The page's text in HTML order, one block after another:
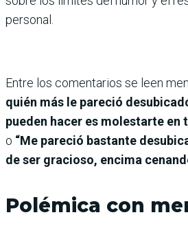
personal.
Entre los comentarios se leen
quién más le pareció
pueden hacer es molestarte en
o “Me pareció bastante
de ser gracioso, encima
Polémica con